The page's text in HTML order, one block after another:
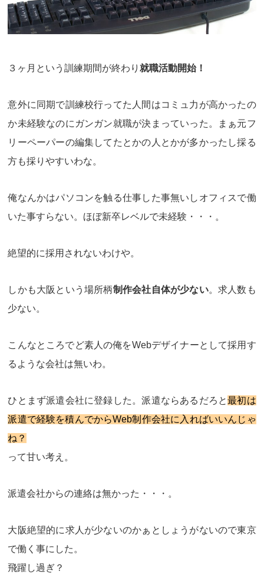
３ヶ月という訓練期間が終わり就職活動開始！
意外に同期で訓練校行ってた人間はコミュ力が高かったの
か未経験なのにガンガン就職が決まっていった。まぁ元フ
リーペーパーの編集してたとかの人とかが多かったし採る
方も採りやすいわな。
俺なんかはパソコンを触る仕事した事無いしオフィスで働
いた事すらない。ほぼ新卒レベルで未経験・・・。
絶望的に採用されないわけや。
しかも大阪という場所柄制作会社自体が少ない。求人数も
少ない。
こんなところでど素人の俺をWebデザイナーとして採用す
るような会社は無いわ。
ひとまず派遣会社に登録 した。派遣ならあるだろと最初は
派遣で経験を積んでからWeb制作会社に入ればいいんじゃ
ね？
って甘い考え。
派遣会社からの連絡は無かった・・・ 。
大阪絶望的に求人が少ないのかぁとしょうがないので東京
で働く事にした。
飛躍し過ぎ？